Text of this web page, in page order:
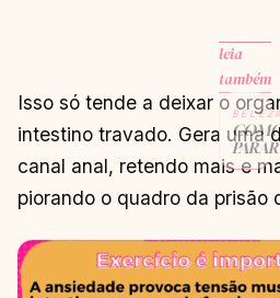
leia
também
ROER
Isso só tende a deixar o
intestino travado. Gera uma
canal anal, retendo mais e
piorando o quadro da prisão